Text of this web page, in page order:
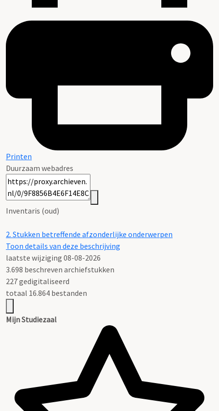
Printen
Duurzaam webadres
Inventaris (oud)
2. Stukken betreffende afzonderlijke onderwerpen
Toon details van deze beschrijving
laatste wijziging 08-08-2026
3.698 beschreven archiefstukken
227 gedigitaliseerd
totaal 16.864 bestanden
Mijn Studiezaal